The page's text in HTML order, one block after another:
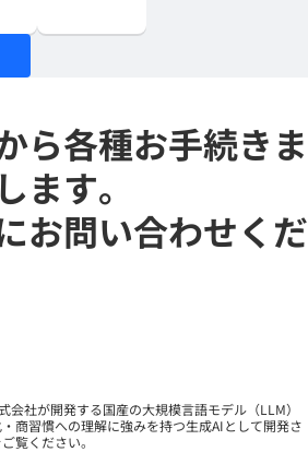
ら各種お手続きま
ます。
お問い合わせくだ
社が開発する国産の大規模言語モデル（LLM）
商習慣への理解に強みを持つ生成AIとして開発さ
覧ください。